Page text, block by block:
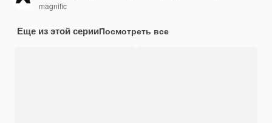
magnific
Еще из этой серииПосмотреть все